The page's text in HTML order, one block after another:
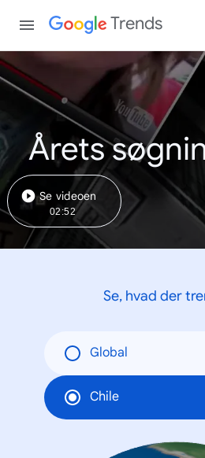
Trends
Årets
Se videoen
02:52
Se, hvad der
Global
Chile